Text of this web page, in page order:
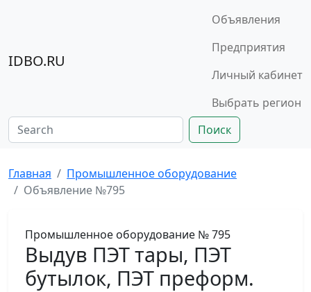
IDBO.RU
Объявления
Предприятия
Личный кабинет
Выбрать регион
Поиск
Главная
Промышленное оборудование
Объявление №795
Промышленное оборудование № 795
Выдув ПЭТ тары, ПЭТ
бутылок, ПЭТ преформ.